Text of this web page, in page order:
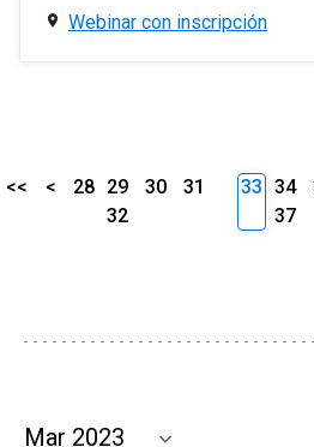
Webinar con inscripción
<< < 28 29 30
31
32
33 34
37